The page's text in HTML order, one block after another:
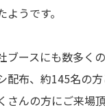
ようです。
ブースにも数多く
配布、約145名の
さんの方にご来場